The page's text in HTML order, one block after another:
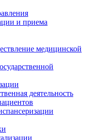
и приема
медицинской
деятельность